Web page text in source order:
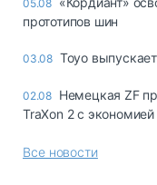
05.08
прототипов шин
03.08 Toyo
02.08 Немецкая ZF
TraXon 2 с
Все новости